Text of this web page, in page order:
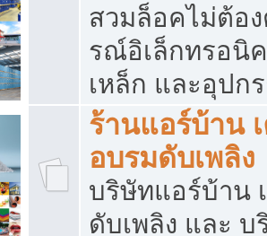
สวมล็อคไม่ต้อ
รณ์อิเล็กทรอนิ
เหล็ก และอุปก
ร้านแอร์บ้าน
อบรมดับเพลิง
บริษัทแอร์บ้าน
ดับเพลิง และ